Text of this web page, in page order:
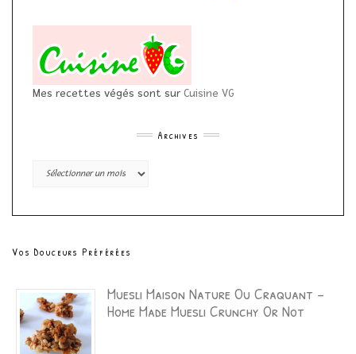
Mes recettes végés sont sur Cuisine VG
Archives
Archives
Vos Douceurs Préférées
Muesli Maison Nature Ou Craquant –
Home Made Muesli Crunchy Or Not